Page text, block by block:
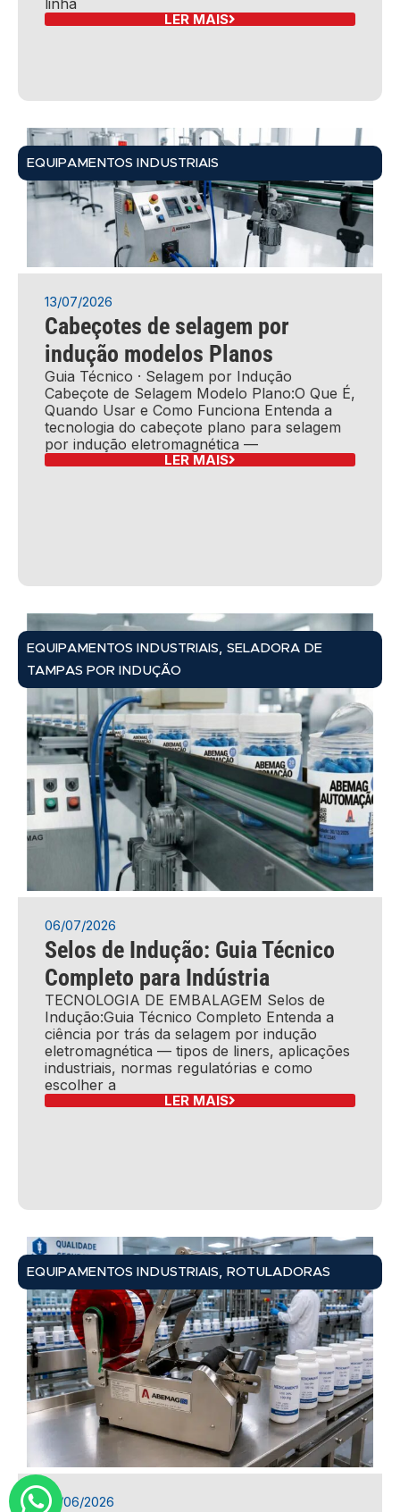
linha
LER MAIS
EQUIPAMENTOS INDUSTRIAIS
13/07/2026
Cabeçotes de selagem por
indução modelos Planos
Guia Técnico · Selagem por Indução
Cabeçote de Selagem Modelo Plano:O Que É,
Quando Usar e Como Funciona Entenda a
tecnologia do cabeçote plano para selagem
por indução eletromagnética —
LER MAIS
EQUIPAMENTOS INDUSTRIAIS, SELADORA DE
TAMPAS POR INDUÇÃO
06/07/2026
Selos de Indução: Guia Técnico
Completo para Indústria
TECNOLOGIA DE EMBALAGEM Selos de
Indução:Guia Técnico Completo Entenda a
ciência por trás da selagem por indução
eletromagnética — tipos de liners, aplicações
industriais, normas regulatórias e como
escolher a
LER MAIS
EQUIPAMENTOS INDUSTRIAIS ROTULADORAS
22/06/2026